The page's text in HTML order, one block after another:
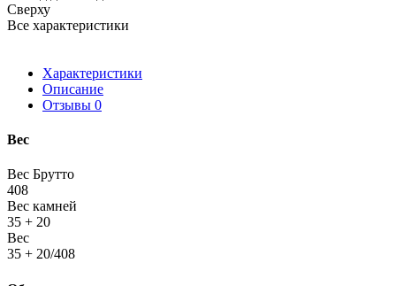
Сверху
Все характеристики
Характеристики
Описание
Отзывы 0
Вес
Вес Брутто
408
Вес камней
35 + 20
Вес
35 + 20/408